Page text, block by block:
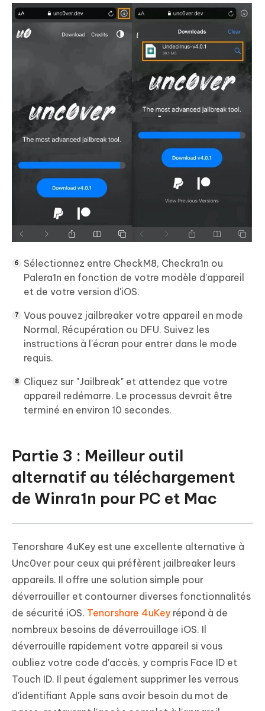
Sélectionnez entre CheckM8, Checkra1n ou
Palera1n en fonction de votre modèle d'appareil
et de votre version d'iOS.
Vous pouvez jailbreaker votre appareil en mode
Normal, Récupération ou DFU. Suivez les
instructions à l'écran pour entrer dans le mode
requis.
Cliquez sur "Jailbreak" et attendez que votre
appareil redémarre. Le processus devrait être
terminé en environ 10 secondes.
Partie 3 : Meilleur outil
alternatif au téléchargement
de Winra1n pour PC et Mac
Tenorshare 4uKey est une excellente alternative à
Unc0ver pour ceux qui préfèrent jailbreaker leurs
appareils. Il offre une solution simple pour
déverrouiller et contourner diverses fonctionnalités
de sécurité iOS. Tenorshare 4uKey répond à de
nombreux besoins de déverrouillage iOS. Il
déverrouille rapidement votre appareil si vous
oubliez votre code d'accès, y compris Face ID et
Touch ID. Il peut également supprimer les verrous
d'identifiant Apple sans avoir besoin du mot de